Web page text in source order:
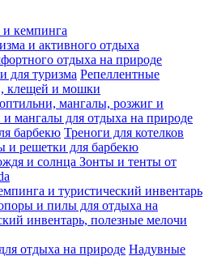
и кемпинга
и активного отдыха
отдыха на природе
для туризма Репеллентные
клещей и мошки
мангалы, розжиг и
мангалы для отдыха на природе
барбекю Треноги для котелков
решетки для барбекю
и солнца Зонты и тенты от
и туристический инвентарь
и пилы для отдыха на
инвентарь, полезные мелочи
отдыха на природе Надувные